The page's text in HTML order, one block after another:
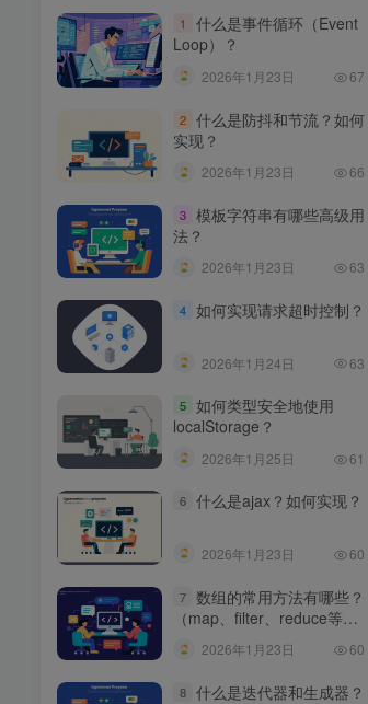
1
什么是事件循环（Event
Loop）？
2026年1月23日 67
2 什么是防抖和节流？如何
实现？
2026年1月23日 66
3 模板字符串有哪些高级用
法？
2026年1月23日 63
4 如何实现请求超时控制？
2026年1月24日 63
5 如何类型安全地使用
localStorage？
2026年1月25日 61
6 什么是ajax？如何实现？
2026年1月23日 60
7 数组的常用方法有哪些？
（map、filter、reduce等区
2026年1月23日 60
8 什么是迭代器和生成器？